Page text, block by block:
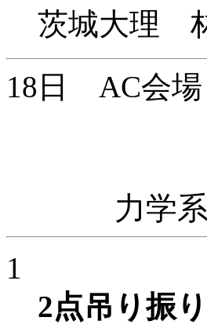
茨城大理
18日 AC会
力学
1
2点吊り振